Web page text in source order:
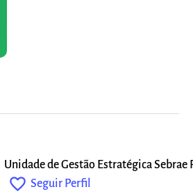
Unidade de Gestão Estratégica Sebrae
favorite_outline Seguir Perfil